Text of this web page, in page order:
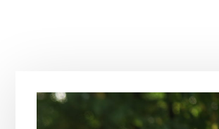
oldalsáv